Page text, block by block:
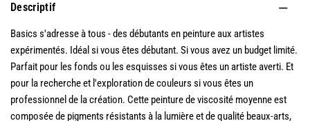
Descriptif
Basics s'adresse à tous - des débutants en peinture aux artistes
expérimentés. Idéal si vous êtes débutant. Si vous avez un budget limité.
Parfait pour les fonds ou les esquisses si vous êtes un artiste averti. Et
pour la recherche et l'exploration de couleurs si vous êtes un
professionnel de la création. Cette peinture de viscosité moyenne est
composée de pigments résistants à la lumière et de qualité beaux-arts,